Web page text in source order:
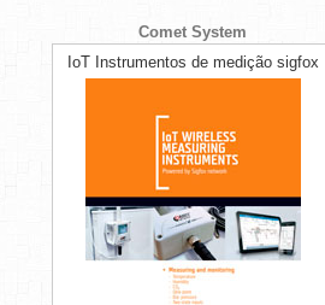
Comet System
IoT Instrumentos de medição sigfox